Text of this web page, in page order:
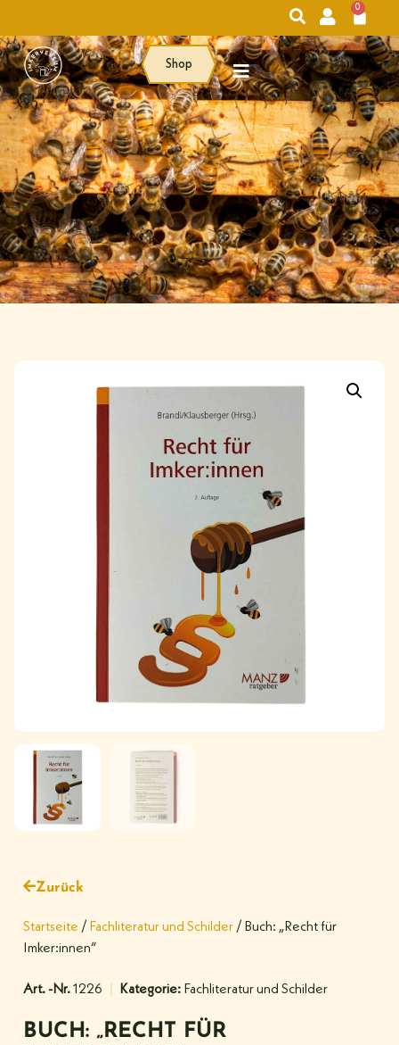
0
Shop
Zurück
Startseite / Fachliteratur und Schilder / Buch: „Recht für
Imker:innen“
Art. -Nr.1226 Kategorie: Fachliteratur und Schilder
BUCH: „RECHT FÜR